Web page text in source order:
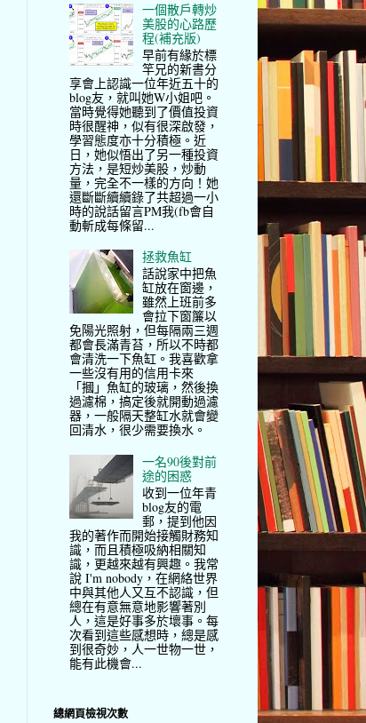
一個散戶轉炒
美股的心路歷
程(補充版)
早前有緣於標
竿兄的新書分
享會上認識一位年近五十的
blog友，就叫她W小姐吧。
當時覺得她聽到了價值投資
時很醒神，似有很深啟發，
學習態度亦十分積極。近
日，她似悟出了另一種投資
方法，是短炒美股，炒動
量，完全不一樣的方向！她
還斷斷續續錄了共超過一小
時的說話留言PM我(fb會自
動斬成每條留...
拯救魚缸
話說家中把魚
缸放在窗邊，
雖然上班前多
會拉下窗簾以
免陽光照射，但每隔兩三週
都會長滿青苔，所以不時都
會清洗一下魚缸。我喜歡拿
一些沒有用的信用卡來
「摑」魚缸的玻璃，然後換
過濾棉，搞定後就開動過濾
器，一般隔天整缸水就會變
回清水，很少需要換水。
一名90後對前
途的困惑
收到一位年青
blog友的電
郵，提到他因
我的著作而開始接觸財務知
識，而且積極吸納相關知
識，更越來越有興趣。我常
說 I'm nobody，在網絡世界
中與其他人又互不認識，但
總在有意無意地影響著別
人，這是好事多於壞事。每
次看到這些感想時，總是感
到很奇妙，人一世物一世，
能有此機會...
總網頁檢視次數